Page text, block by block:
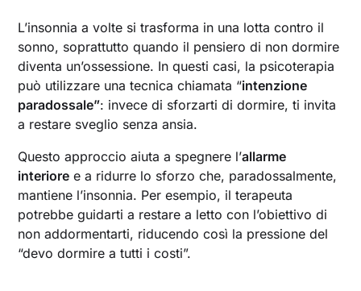
L’insonnia a volte si trasforma in una lotta contro il
sonno, soprattutto quando il pensiero di non dormire
diventa un’ossessione. In questi casi, la psicoterapia
può utilizzare una tecnica chiamata “intenzione
paradossale”: invece di sforzarti di dormire, ti invita
a restare sveglio senza ansia.
Questo approccio aiuta a spegnere l’allarme
interiore e a ridurre lo sforzo che, paradossalmente,
mantiene l’insonnia. Per esempio, il terapeuta
potrebbe guidarti a restare a letto con l’obiettivo di
non addormentarti, riducendo così la pressione del
“devo dormire a tutti i costi”.